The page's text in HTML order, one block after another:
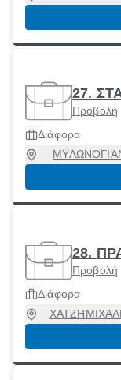
27.
Προβολή
Διάφορα
28.
Προβολή
Διάφορα